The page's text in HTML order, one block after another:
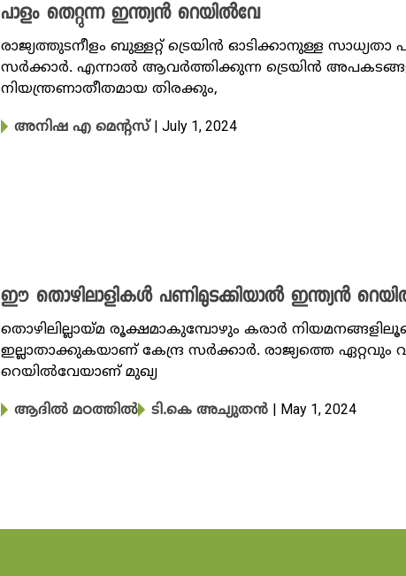
പാളം തെറ്റുന്ന ഇന്ത്യൻ റെയിൽവേ
രാജ്യത്തുടനീളം ബുള്ളറ്റ് ട്രെയിന്‍ ഓടിക്കാനുള്ള
സര്‍ക്കാർ. എന്നാൽ ആവർത്തിക്കുന്ന ട്രെയിൻ
നിയന്ത്രണാതീതമായ തിരക്കും,
അനിഷ എ മെന്റസ് | July 1, 2024
ഈ തൊഴിലാളികൾ പണിമുടക്കിയാൽ ഇന്ത്യൻ
തൊഴിലില്ലായ്മ രൂക്ഷമാകുമ്പോഴും കരാർ
ഇല്ലാതാക്കുകയാണ് കേന്ദ്ര സ‍ർക്കാർ. രാജ്യത്തെ
റെയിൽവേയാണ് മുഖ്യ
ആദിൽ മഠത്തിൽ ടി.കെ അച്യുതൻ | May 1, 2024